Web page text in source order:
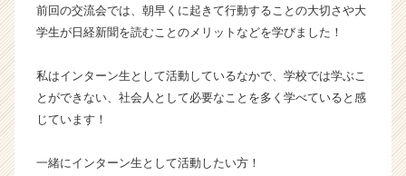
e
前回の交流会では、朝早くに起きて行動することの大切さや大
学生が日経新聞を読むことのメリットなどを学びました！
私はインターン生として活動しているなかで、学校では学ぶこ
とができない、社会人として必要なことを多く学べていると感
じています！
一緒にインターン生として活動したい方！